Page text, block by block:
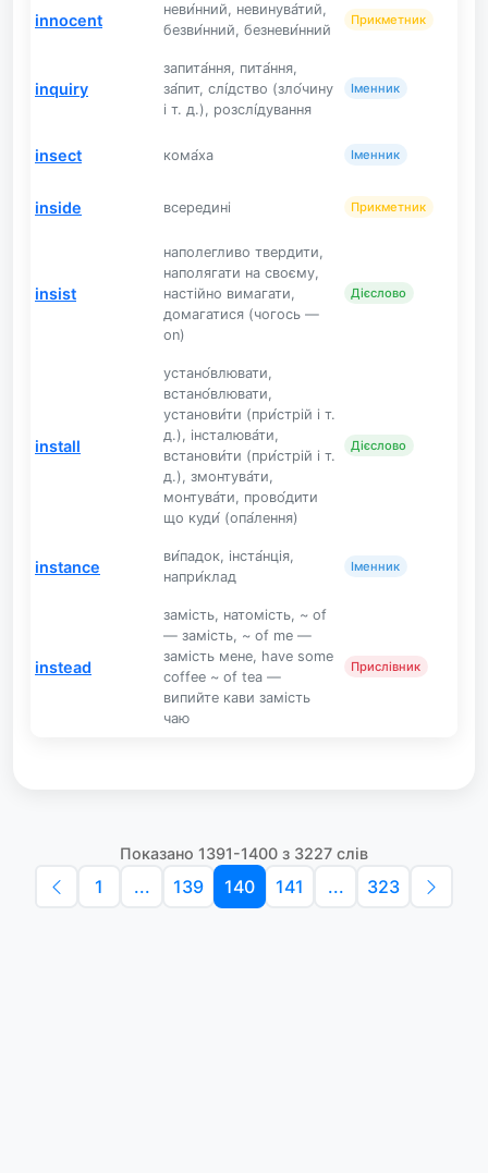
innocent
неви́нний, невинува́тий,
безви́нний, безневи́нний
Прикметник
inquiry
запита́ння, пита́ння,
за́пит, слі́дство (зло́чину
і т. д.), розслі́дування
Іменник
insect кома́ха Іменник
inside всередині Прикметник
insist
наполегливо твердити,
наполягати на своєму,
настійно вимагати,
домагатися (чогось —
on)
Дієслово
install
устано́влювати,
встано́влювати,
установи́ти (при́стрій і т.
д.), інсталюва́ти,
встанови́ти (при́стрій і т.
д.), змонтува́ти,
монтува́ти, прово́дити
що куди́ (опа́лення)
Дієслово
instance
ви́падок, інста́нція,
напри́клад
Іменник
instead
замість, натомість, ~ of
— замість, ~ of me —
замість мене, have some
coffee ~ of tea —
випийте кави замість
чаю
Прислівник
Показано 1391-1400 з 3227 слів
1 ... 139 140 141 ... 323